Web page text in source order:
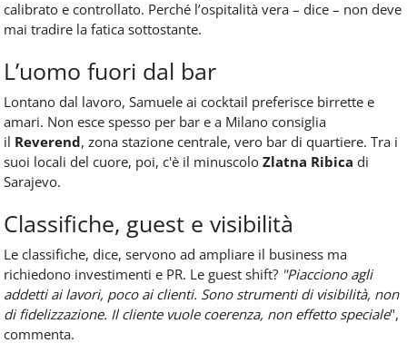
calibrato e controllato. Perché l’ospitalità vera – dice – non deve
mai tradire la fatica sottostante.
L’uomo fuori dal bar
Lontano dal lavoro, Samuele ai cocktail preferisce birrette e
amari. Non esce spesso per bar e a Milano consiglia
il Reverend, zona stazione centrale, vero bar di quartiere. Tra i
suoi locali del cuore, poi, c'è il minuscolo Zlatna Ribica di
Sarajevo.
Classifiche, guest e visibilità
Le classifiche, dice, servono ad ampliare il business ma
richiedono investimenti e PR. Le guest shift? "Piacciono agli
addetti ai lavori, poco ai clienti. Sono strumenti di visibilità, non
di fidelizzazione. Il cliente vuole coerenza, non effetto speciale",
commenta.